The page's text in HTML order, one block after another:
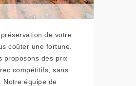
de votre
coûter une fortune.
proposons des prix
compétitifs, sans
Notre équipe de